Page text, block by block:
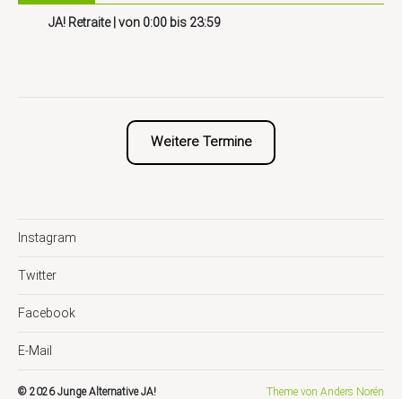
JA! Retraite| von 0:00 bis 23:59
Weitere Termine
Instagram
Twitter
Facebook
E-Mail
© 2026Junge Alternative JA! Theme von Anders Norén